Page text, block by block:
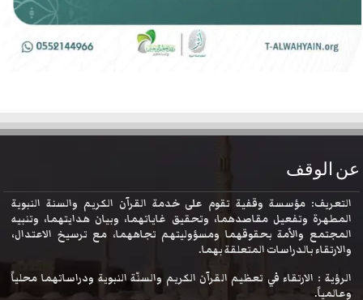
عن الوقف
التعريف: مؤسسة وقفية تقوم على خدمة القرآن الكريم والسنة النبوية
المطهرة وتفعيل مقاصدهما، وتحقيق غاياتهما، وبيان هدايتهما، وتنبيه
المجتمع والأمة بحقوقهما ومسؤوليتهم تجاههما، مع ترسيخ الاعتدال،
والارتقاء بالدراسات المتعلقة بهما.
الرؤية : الارتقاء في تعظيم القرآن الكريم والسنّة النبوية ودراساتهما محلياً
وعالمياً.